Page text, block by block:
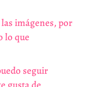
imágenes, por
lo que
seguir